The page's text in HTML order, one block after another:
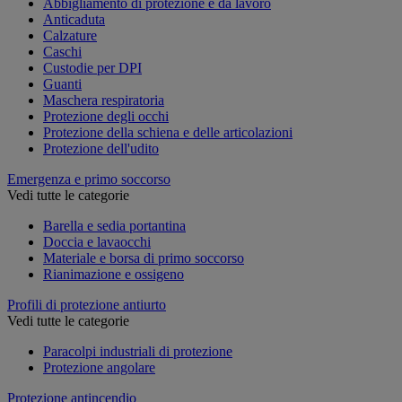
Anticaduta
Calzature
Caschi
Custodie per DPI
Guanti
Maschera respiratoria
Protezione degli occhi
Protezione della schiena e delle articolazioni
Protezione dell'udito
Emergenza e primo soccorso
Vedi tutte le categorie
Barella e sedia portantina
Doccia e lavaocchi
Materiale e borsa di primo soccorso
Rianimazione e ossigeno
Profili di protezione antiurto
Vedi tutte le categorie
Paracolpi industriali di protezione
Protezione angolare
Protezione antincendio